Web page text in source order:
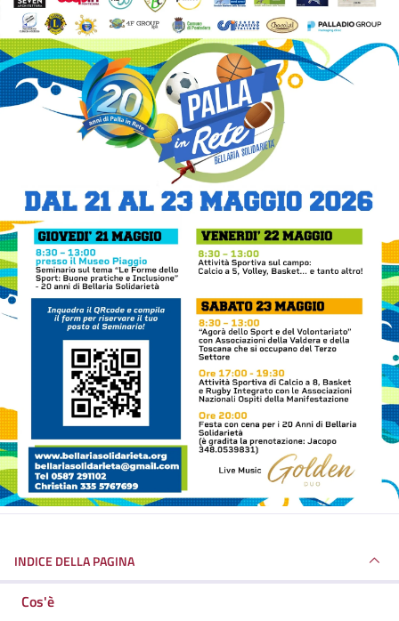
INDICE DELLA PAGINA
Cos'è